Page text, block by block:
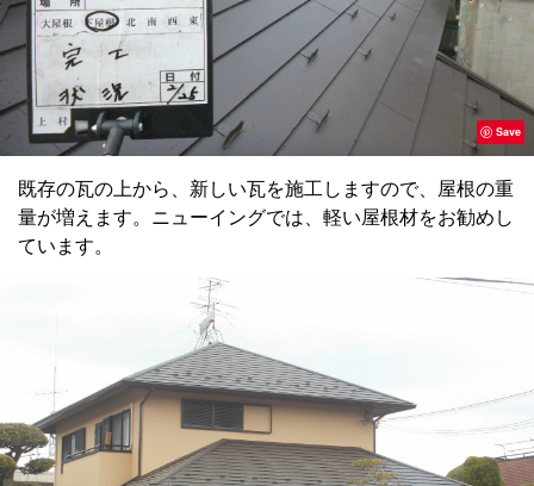
Save
既存の瓦の上から、新しい瓦を施工しますので、屋根の重
量が増えます。ニューイングでは、軽い屋根材をお勧めし
ています。